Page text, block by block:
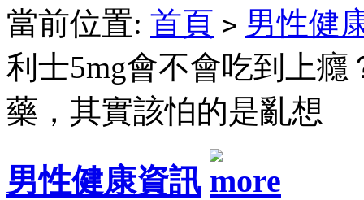
當前位置: 首頁 > 男性健
利士5mg會不會吃到上
藥，其實該怕的是亂想
男性健康資訊